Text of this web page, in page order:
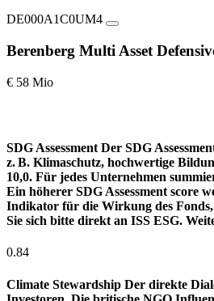
DE000A1C0UM4
Berenberg Multi Asset
€ 58 Mio
SDG Assessment Der SDG
z. B. Klimaschutz, hochwertige
10,0. Für jedes Unternehmen
Ein höherer SDG Assessment score
Indikator für die Wirkung des Fonds,
Sie sich bitte direkt an ISS ESG.
0.84
Climate Stewardship Der direkte